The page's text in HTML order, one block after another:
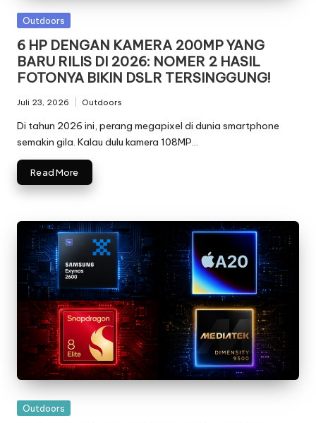
Posted
Outdoors
6 HP DENGAN KAMERA 200MP YANG
BARU RILIS DI 2026: NOMER 2 HASIL
FOTONYA BIKIN DSLR TERSINGGUNG!
Juli 23, 2026
Posted
in
Outdoors
Di tahun 2026 ini, perang megapixel di dunia smartphone
semakin gila. Kalau dulu kamera 108MP…
Read More
Posted
Outdoors